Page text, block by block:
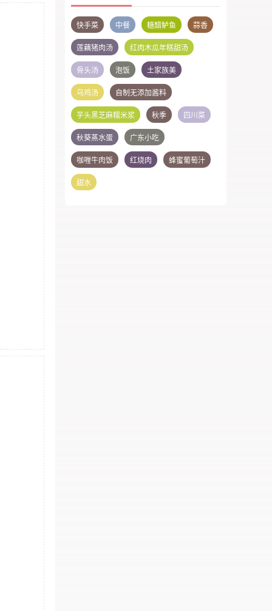
快手菜 中餐 糖醋鲈鱼 蒜香
莲藕猪肉汤 红肉木瓜年糕甜汤
骨头汤 泡饭 土家族美
乌鸡汤 自制无添加酱料
芋头黑芝麻糯米浆 秋季 四川菜
秋葵蒸水蛋 广东小吃
咖喱牛肉饭 红烧肉 蜂蜜葡萄汁
甜水